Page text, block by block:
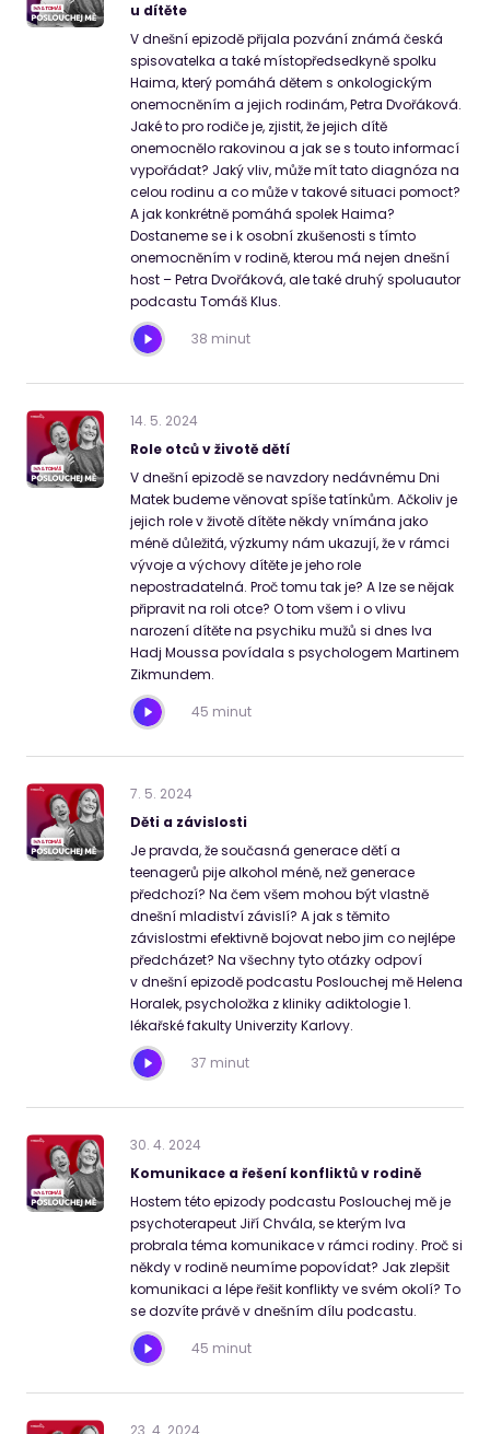
u dítěte
V dnešní epizodě přijala pozvání známá česká
spisovatelka a také místopředsedkyně spolku
Haima, který pomáhá dětem s onkologickým
onemocněním a jejich rodinám, Petra Dvořáková.
Jaké to pro rodiče je, zjistit, že jejich dítě
onemocnělo rakovinou a jak se s touto informací
vypořádat? Jaký vliv, může mít tato diagnóza na
celou rodinu a co může v takové situaci pomoct?
A jak konkrétně pomáhá spolek Haima?
Dostaneme se i k osobní zkušenosti s tímto
onemocněním v rodině, kterou má nejen dnešní
host – Petra Dvořáková, ale také druhý spoluautor
podcastu Tomáš Klus.
38 minut
14. 5. 2024
Role otců v životě dětí
V dnešní epizodě se navzdory nedávnému Dni
Matek budeme věnovat spíše tatínkům. Ačkoliv je
jejich role v životě dítěte někdy vnímána jako
méně důležitá, výzkumy nám ukazují, že v rámci
vývoje a výchovy dítěte je jeho role
nepostradatelná. Proč tomu tak je? A lze se nějak
připravit na roli otce? O tom všem i o vlivu
narození dítěte na psychiku mužů si dnes Iva
Hadj Moussa povídala s psychologem Martinem
Zikmundem.
45 minut
7. 5. 2024
Děti a závislosti
Je pravda, že současná generace dětí a
teenagerů pije alkohol méně, než generace
předchozí? Na čem všem mohou být vlastně
dnešní mladiství závislí? A jak s těmito
závislostmi efektivně bojovat nebo jim co nejlépe
předcházet? Na všechny tyto otázky odpoví
v dnešní epizodě podcastu Poslouchej mě Helena
Horalek, psycholožka z kliniky adiktologie 1.
lékařské fakulty Univerzity Karlovy.
37 minut
30. 4. 2024
Komunikace a řešení konfliktů v rodině
Hostem této epizody podcastu Poslouchej mě je
psychoterapeut Jiří Chvála, se kterým Iva
probrala téma komunikace v rámci rodiny. Proč si
někdy v rodině neumíme popovídat? Jak zlepšit
komunikaci a lépe řešit konflikty ve svém okolí? To
se dozvíte právě v dnešním dílu podcastu.
45 minut
23 4 2024